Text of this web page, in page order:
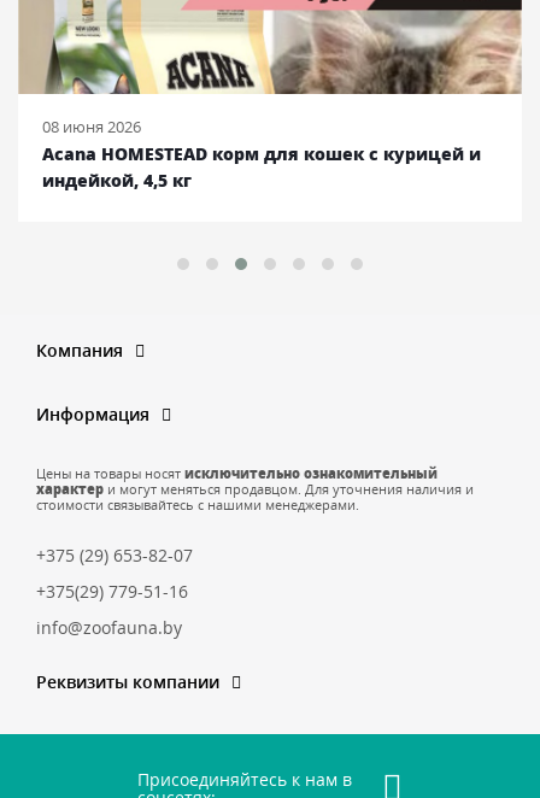
08 июня 2026
Acana HOMESTEAD корм для кошек с курицей и
индейкой, 4,5 кг
Компания
Информация
Цены на товары носят исключительно ознакомительный
характер и могут меняться продавцом. Для уточнения наличия и
стоимости связывайтесь с нашими менеджерами.
+375 (29) 653-82-07
+375(29) 779-51-16
info@zoofauna.by
Реквизиты компании
Присоединяйтесь к нам в